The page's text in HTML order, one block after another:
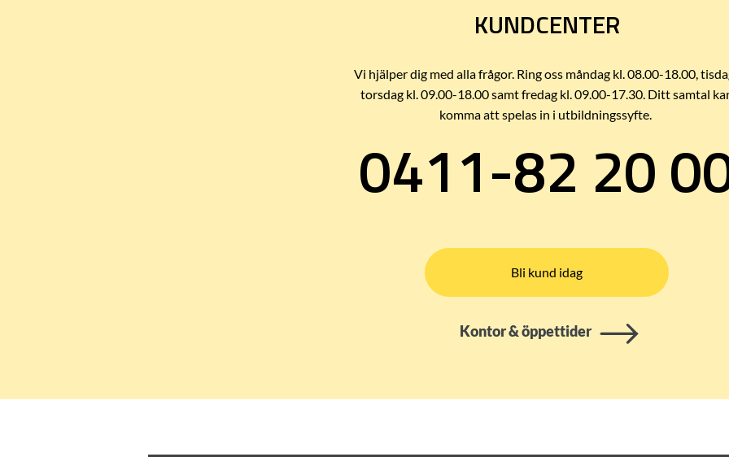
KUNDCENTER
Vi hjälper dig med alla frågor. Ring oss måndag kl. 08.00-18.00,
torsdag kl. 09.00-18.00 samt fredag kl. 09.00-17.30. Ditt samtal
komma att spelas in i utbildningssyfte.
0411-82 20
Bli kund idag
Kontor & öppettider